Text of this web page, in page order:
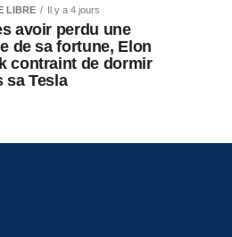
LIBRE Il y a 4 jours
avoir perdu une
de sa fortune, Elon
contraint de dormir
sa Tesla